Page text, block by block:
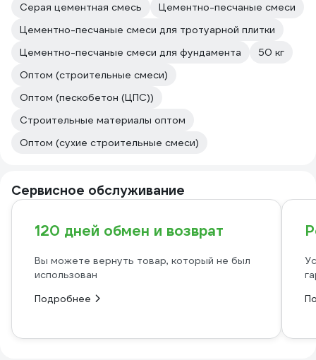
Серая цементная смесь
Цементно-песчаные смеси
Цементно-песчаные смеси для тротуарной плитки
Цементно-песчаные смеси для фундамента
50 кг
Оптом (строительные смеси)
Оптом (пескобетон (ЦПС))
Строительные материалы оптом
Оптом (сухие строительные смеси)
Сервисное обслуживание
120 дней обмен и возврат
Вы можете вернуть товар, который не был
использован
Подробнее